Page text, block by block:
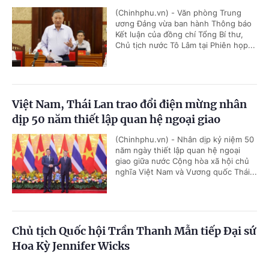
(Chinhphu.vn) - Văn phòng Trung
ương Đảng vừa ban hành Thông báo
Kết luận của đồng chí Tổng Bí thư,
Chủ tịch nước Tô Lâm tại Phiên họp...
Việt Nam, Thái Lan trao đổi điện mừng nhân
dịp 50 năm thiết lập quan hệ ngoại giao
(Chinhphu.vn) - Nhân dịp kỷ niệm 50
năm ngày thiết lập quan hệ ngoại
giao giữa nước Cộng hòa xã hội chủ
nghĩa Việt Nam và Vương quốc Thái...
Chủ tịch Quốc hội Trần Thanh Mẫn tiếp Đại sứ
Hoa Kỳ Jennifer Wicks